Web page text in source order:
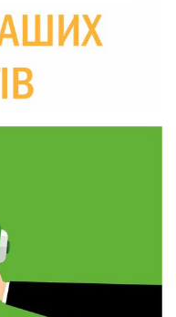
телепроєкт
дому
й одружуся…»: Пам’яті
Ємця (ВІДЕО)
дефіциту: чому в
на АЗС